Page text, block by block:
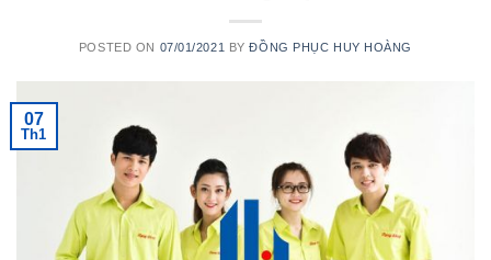
POSTED ON 07/01/2021 BYĐỒNG PHỤC HUY HOÀNG
07
Th1